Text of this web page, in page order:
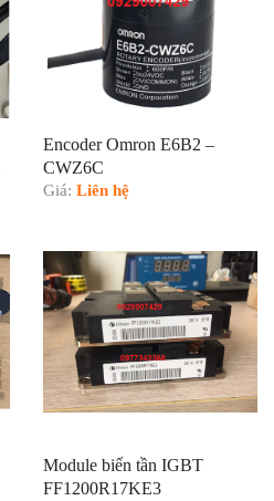
Encoder Omron E6B2 –
CWZ6C
Giá: Liên hệ
Module biến tần IGBT
FF1200R17KE3